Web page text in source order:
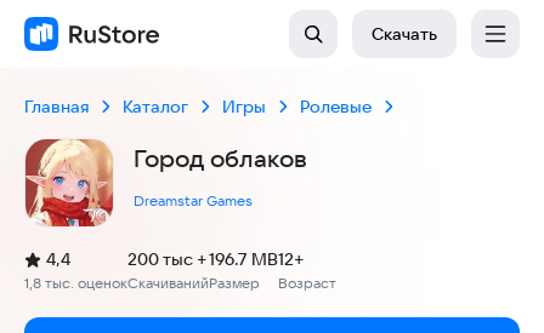
Скачать
Главная Каталог Игры Ролевые
Город облаков
Dreamstar Games
Рейтинг:
4,4
(
1,8 тыс. оценок
)
Скачиваний
200 тыс +
Размер
196.7 MB
Возраст
12+